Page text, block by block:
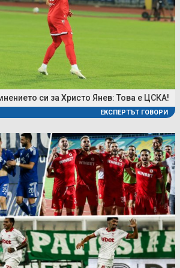
си за Христо Янев: Това е ЦСКА!
ЕКСПЕРТЪТ ГОВОРИ